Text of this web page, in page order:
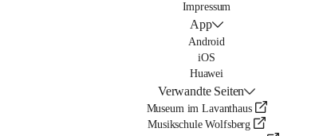
Impressum
App
Android
iOS
Huawei
Verwandte Seiten
Museum im Lavanthaus
Musikschule Wolfsberg